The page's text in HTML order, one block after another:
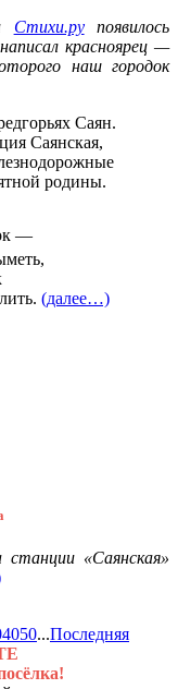
Стихи.рупоявилось
красноярец —
наш городок
Саян.
Саянская,
родины.
—
(далее…)
«Саянская»
4050...Последняя